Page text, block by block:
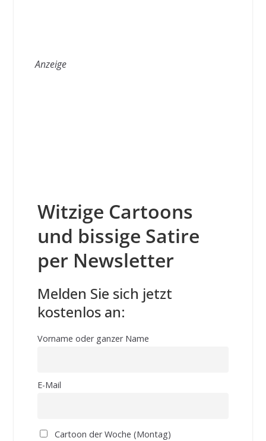
Anzeige
Witzige Cartoons
und bissige Satire
per Newsletter
Melden Sie sich jetzt
kostenlos an:
Vorname oder ganzer Name
E-Mail
Cartoon der Woche (Montag)